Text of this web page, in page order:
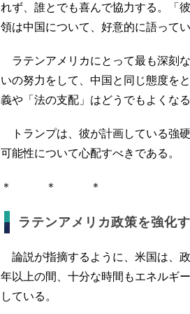
れず、誰とでも喜んで協力する。「
領は中国について、好意的に語って
ラテンアメリカにとって最も深刻
いの努力をして、中国と同じ態度を
義や「法の支配」はどうでもよくな
トランプは、彼が計画している強
可能性について心配すべきである。
＊ ＊ ＊
ラテンアメリカ政策を強化
論説が指摘するように、米国は、
年以上の間、十分な時間もエネルギ
している。